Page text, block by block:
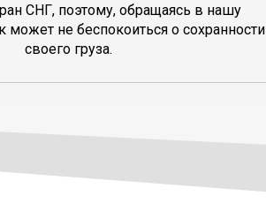
СНГ, поэтому, обращаясь в нашу
может не беспокоиться о сохранности
своего груза.